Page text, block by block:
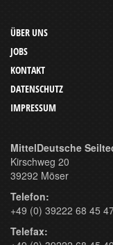
ÜBER UNS
JOBS
KONTAKT
DATENSCHUTZ
IMPRESSUM
MittelDeutsche
Kirschweg 20
39292 Möser
Telefon:
+49 (0) 39222 68 45
Telefax: